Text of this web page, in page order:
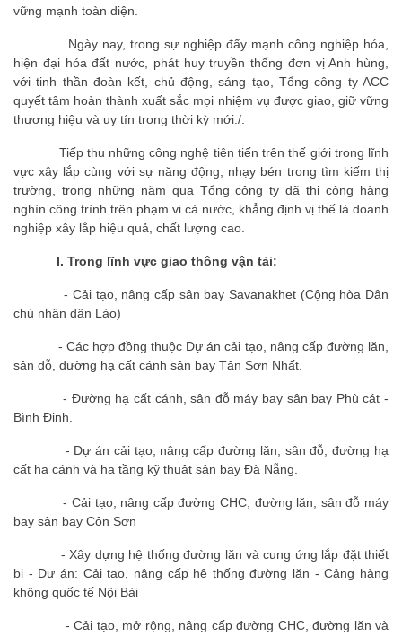
vững mạnh toàn diện.
Ngày nay, trong sự nghiệp đẩy mạnh công nghiệp hóa,
hiện đại hóa đất nước, phát huy truyền thống đơn vị Anh hùng,
với tinh thần đoàn kết, chủ động, sáng tạo, Tổng công ty ACC
quyết tâm hoàn thành xuất sắc mọi nhiệm vụ được giao, giữ vững
thương hiệu và uy tín trong thời kỳ mới./.
Tiếp thu những công nghệ tiên tiến trên thế giới trong lĩnh
vực xây lắp cùng với sự năng động, nhạy bén trong tìm kiếm thị
trường, trong những năm qua Tổng công ty đã thi công hàng
nghìn công trình trên phạm vi cả nước, khẳng định vị thế là doanh
nghiệp xây lắp hiệu quả, chất lượng cao.
I. Trong lĩnh vực giao thông vận tải:
- Cải tạo, nâng cấp sân bay Savanakhet (Cộng hòa Dân
chủ nhân dân Lào)
- Các hợp đồng thuộc Dự án cải tạo, nâng cấp đường lăn,
sân đỗ, đường hạ cất cánh sân bay Tân Sơn Nhất.
- Đường hạ cất cánh, sân đỗ máy bay sân bay Phù cát -
Bình Định.
- Dự án cải tạo, nâng cấp đường lăn, sân đỗ, đường hạ
cất hạ cánh và hạ tầng kỹ thuật sân bay Đà Nẵng.
- Cải tạo, nâng cấp đường CHC, đường lăn, sân đỗ máy
bay sân bay Côn Sơn
- Xây dựng hệ thống đường lăn và cung ứng lắp đặt thiết
bị - Dự án: Cải tạo, nâng cấp hệ thống đường lăn - Cảng hàng
không quốc tế Nội Bài
- Cải tạo, mở rộng, nâng cấp đường CHC, đường lăn và